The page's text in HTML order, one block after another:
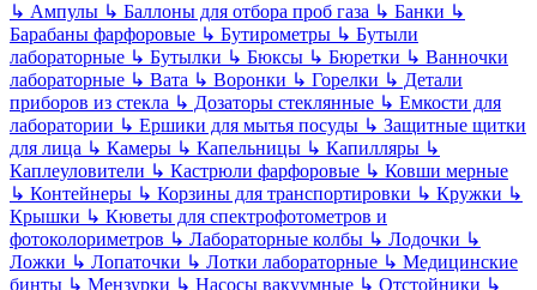
↳ Ампулы ↳ Баллоны для отбора проб газа ↳ Банки ↳
Барабаны фарфоровые ↳ Бутирометры ↳ Бутыли
лабораторные ↳ Бутылки ↳ Бюксы ↳ Бюретки ↳ Ванночки
лабораторные ↳ Вата ↳ Воронки ↳ Горелки ↳ Детали
приборов из стекла ↳ Дозаторы стеклянные ↳ Емкости для
лаборатории ↳ Ершики для мытья посуды ↳ Защитные щитки
для лица ↳ Камеры ↳ Капельницы ↳ Капилляры ↳
Каплеуловители ↳ Кастрюли фарфоровые ↳ Ковши мерные
↳ Контейнеры ↳ Корзины для транспортировки ↳ Кружки ↳
Крышки ↳ Кюветы для спектрофотометров и
фотоколориметров ↳ Лабораторные колбы ↳ Лодочки ↳
Ложки ↳ Лопаточки ↳ Лотки лабораторные ↳ Медицинские
бинты ↳ Мензурки ↳ Насосы вакуумные ↳ Отстойники ↳